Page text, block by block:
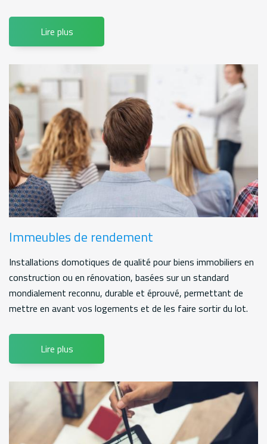
Lire plus
Immeubles de rendement
Installations domotiques de qualité pour biens immobiliers en
construction ou en rénovation, basées sur un standard
mondialement reconnu, durable et éprouvé, permettant de
mettre en avant vos logements et de les faire sortir du lot.
Lire plus